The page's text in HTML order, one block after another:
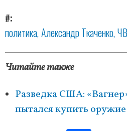
#
политика Александр Ткаченко
Читайте также
Разведка США:
пытался купить